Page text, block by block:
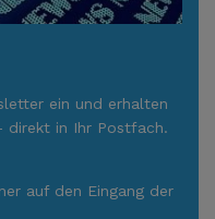
ein und erhalten
direkt in Ihr Postfach.
auf den Eingang der